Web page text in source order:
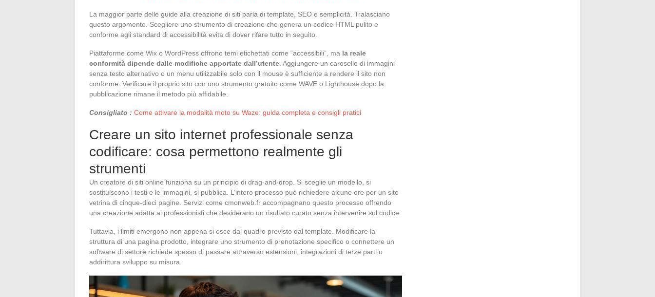
La maggior parte delle guide alla creazione di siti parla di template, SEO e semplicità. Tralasciano
questo argomento. Scegliere uno strumento di creazione che genera un codice HTML pulito e
conforme agli standard di accessibilità evita di dover rifare tutto in seguito.
Piattaforme come Wix o WordPress offrono temi etichettati come “accessibili”, ma la reale
conformità dipende dalle modifiche apportate dall’utente . Aggiungere un carosello di immagini
senza testo alternativo o un menu utilizzabile solo con il mouse è sufficiente a rendere il sito non
conforme. Verificare il proprio sito con uno strumento gratuito come WAVE o Lighthouse dopo la
pubblicazione rimane il metodo più affidabile.
Consigliato : Come attivare la modalità moto su Waze: guida completa e consigli pratici
Creare un sito internet professionale senza
codificare: cosa permettono realmente gli
strumenti
Un creatore di siti online funziona su un principio di drag-and-drop. Si sceglie un modello, si
sostituiscono i testi e le immagini, si pubblica. L’intero processo può richiedere alcune ore per un sito
vetrina di cinque-dieci pagine. Servizi come cmonweb.fr accompagnano questo processo offrendo
una creazione adatta ai professionisti che desiderano un risultato curato senza intervenire sul codice.
Tuttavia, i limiti emergono non appena si esce dal quadro previsto dal template. Modificare la
struttura di una pagina prodotto, integrare uno strumento di prenotazione specifico o connettere un
software di settore richiede spesso di passare attraverso estensioni, integrazioni di terze parti o
addirittura sviluppo su misura.